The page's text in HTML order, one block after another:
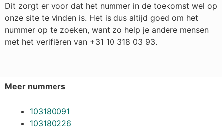
Dit zorgt er voor dat het nummer in de toekomst wel op
onze site te vinden is. Het is dus altijd goed om het
nummer op te zoeken, want zo help je andere mensen
met het verifiëren van +31 10 318 03 93.
Meer nummers
103180091
103180226